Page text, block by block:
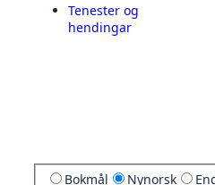
Tenester og
hendingar
Bokmål Nynorsk